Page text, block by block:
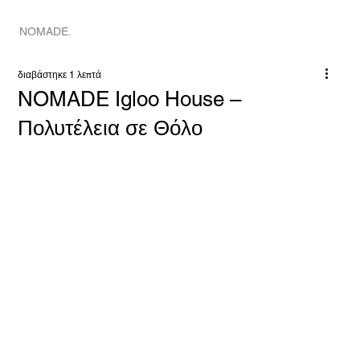
NOMADE.
NOMADE Igloo House –
Πολυτέλεια σε Θόλο
διαβάστηκε 1 λεπτά